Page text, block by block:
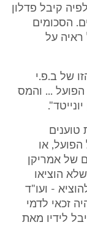
קיבל פדלון
-.100,000 $ רווחים. הסכומים
ול-ת/17 ואין כל ראיה על
של ב.פ.י
הפועל ... והמס
טוענים
או
של אמריקן
הוציאו
- ועו"ד
זכאי לדמי
לידיו מאת